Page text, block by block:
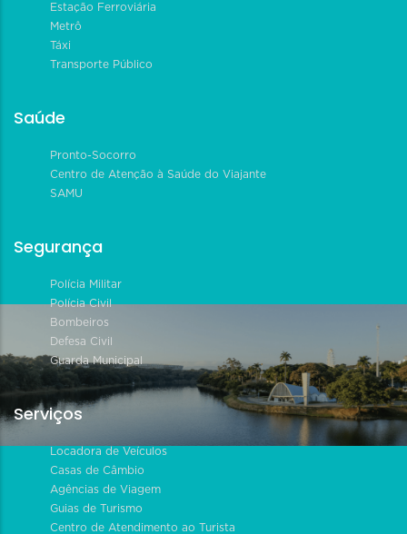
Estação Ferroviária
Metrô
Táxi
Transporte Público
Saúde
Pronto-Socorro
Centro de Atenção à Saúde do Viajante
SAMU
Segurança
Polícia Militar
Polícia Civil
Bombeiros
Defesa Civil
Guarda Municipal
Serviços
Locadora de Veículos
Casas de Câmbio
Agências de Viagem
Guias de Turismo
Centro de Atendimento ao Turista